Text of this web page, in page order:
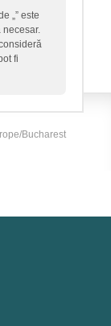
„” este
fi
Bucharest